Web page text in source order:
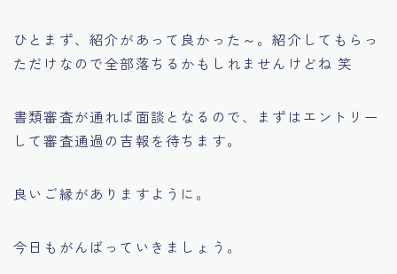
ひとまず、紹介があって良かった～。紹介してもらっ
ただけなので全部落ちるかもしれませんけどね 笑
書類審査が通れば面談となるので、まずはエントリー
して審査通過の吉報を待ちます。
良いご縁がありますように。
今日もがんばっていきましょう。